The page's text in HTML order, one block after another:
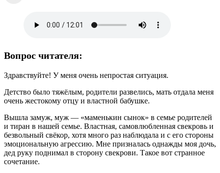
Вопрос читателя:
Здравствуйте! У меня очень непростая ситуация.
Детство было тяжёлым, родители развелись, мать отдала меня
очень жестокому отцу и властной бабушке.
Вышла замуж, муж — «маменькин сынок» в семье родителей
и тиран в нашей семье. Властная, самовлюбленная свекровь и
безвольный свёкор, хотя много раз наблюдала и с его стороны
эмоциональную агрессию. Мне призналась однажды моя дочь,
дед руку поднимал в сторону свекрови. Такое вот странное
сочетание.